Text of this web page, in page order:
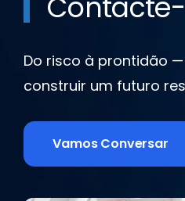
Do risco à prontidão
construir um futuro
Vamos Conversar